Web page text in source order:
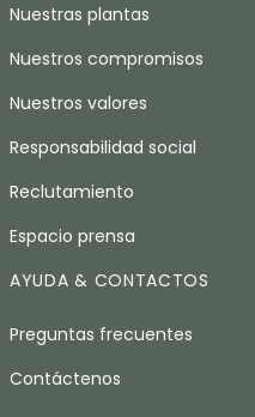
Nuestras plantas
Nuestros compromisos
Nuestros valores
Responsabilidad social
Reclutamiento
Espacio prensa
AYUDA & CONTACTOS
Preguntas frecuentes
Contáctenos